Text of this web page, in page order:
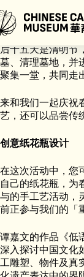
至
内
2025年3月20日是
后十五天是清明节
墓、清理墓地，并
聚集一堂，共同走
来和我们一起庆祝
艺，还可以品尝传
创意纸花瓶设计
在这次活动中，您
自己的纸花瓶，为
与的手工艺活动，
前正参与我们的「
谭嘉文的作品《低
深入探讨中国文化
工雕塑、物件及真